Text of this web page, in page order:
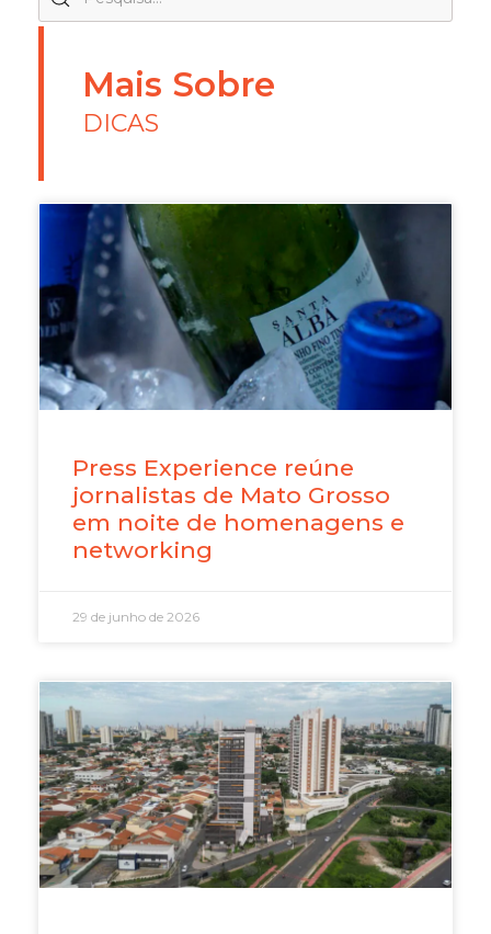
Mais Sobre
DICAS
Press Experience reúne
jornalistas de Mato Grosso
em noite de homenagens e
networking
29 de junho de 2026